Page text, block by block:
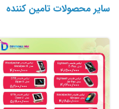
سایر محصولات تامین کننده